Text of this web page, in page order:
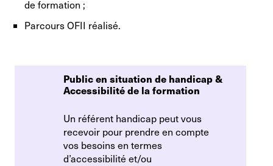
de formation ;
Parcours OFII réalisé.
Public en situation de handicap &
Accessibilité de la formation
Un référent handicap peut vous
recevoir pour prendre en compte
vos besoins en termes
d’accessibilité et/ou